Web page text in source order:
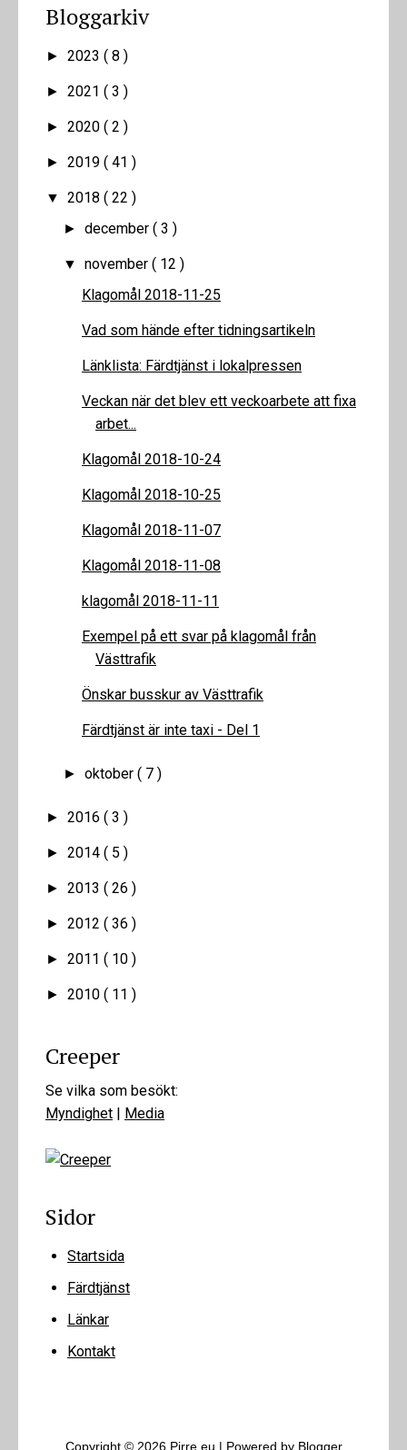
Bloggarkiv
► 2023 ( 8 )
► 2021 ( 3 )
► 2020 ( 2 )
► 2019 ( 41 )
▼ 2018 ( 22 )
►december( 3 )
▼november( 12 )
Klagomål 2018-11-25
Vad som hände efter tidningsartikeln
Länklista: Färdtjänst i lokalpressen
Veckan när det blev ett veckoarbete att fixa
arbet...
Klagomål 2018-10-24
Klagomål 2018-10-25
Klagomål 2018-11-07
Klagomål 2018-11-08
klagomål 2018-11-11
Exempel på ett svar på klagomål från
Västtrafik
Önskar busskur av Västtrafik
Färdtjänst är inte taxi - Del 1
►oktober( 7 )
► 2016 ( 3 )
► 2014 ( 5 )
► 2013 ( 26 )
► 2012 ( 36 )
► 2011 ( 10 )
► 2010 ( 11 )
Creeper
Se vilka som besökt:
Myndighet
Media
Sidor
Startsida
Färdtjänst
Länkar
Kontakt
Copyright © 2026 Pirre.eu | Powered by Blogger